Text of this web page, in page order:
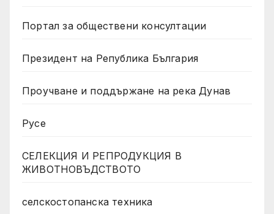
Портал за обществени консултации
Президент на Република България
Проучване и поддържане на река Дунав
Русе
СЕЛЕКЦИЯ И РЕПРОДУКЦИЯ В
ЖИВОТНОВЪДСТВОТО
селскостопанска техника